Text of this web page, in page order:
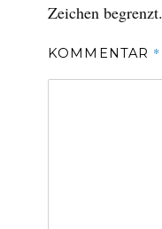
Zeichen begrenzt.
KOMMENTAR *